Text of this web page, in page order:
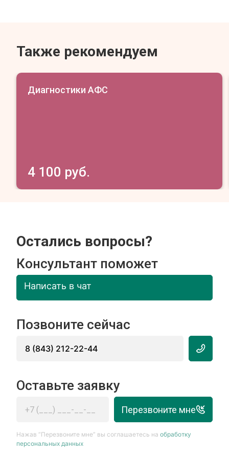
Также рекомендуем
Диагностики АФС
4 100 руб.
Остались вопросы?
Консультант поможет
Написать в чат
Позвоните сейчас
8 (843) 212-22-44
Оставьте заявку
Перезвоните мне
Нажав “Перезвоните мне” вы соглашаетесь наобработку
персональных данных